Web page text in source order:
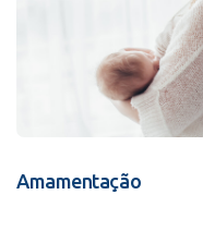
Amamentação